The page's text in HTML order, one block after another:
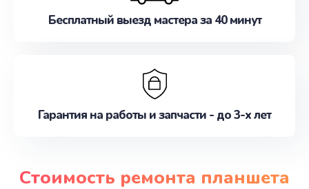
Бесплатный выезд мастера за 40 минут
Гарантия на работы и запчасти - до 3-х лет
Стоимость ремонта планшета